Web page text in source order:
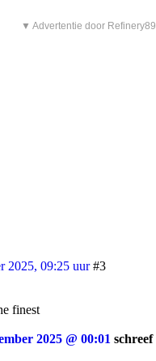
▼ Advertentie door Refinery89
2025, 09:25 uur #3
finest
2025 @ 00:01 schreef